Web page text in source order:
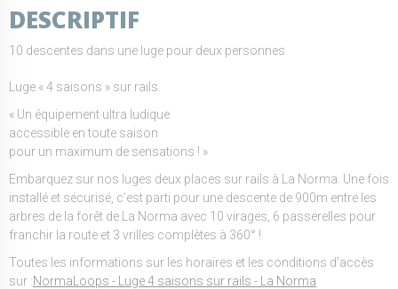
DESCRIPTIF
10 descentes dans une luge pour deux personnes
Luge « 4 saisons » sur rails.
« Un équipement ultra ludique
accessible en toute saison
pour un maximum de sensations ! »
Embarquez sur nos luges deux places sur rails à La Norma. Une fois
installé et sécurisé, c’est parti pour une descente de 900m entre les
arbres de la forêt de La Norma avec 10 virages, 6 passerelles pour
franchir la route et 3 vrilles complètes à 360° !
Toutes les informations sur les horaires et les conditions d'accès
sur :NormaLoops - Luge 4 saisons sur rails - La Norma